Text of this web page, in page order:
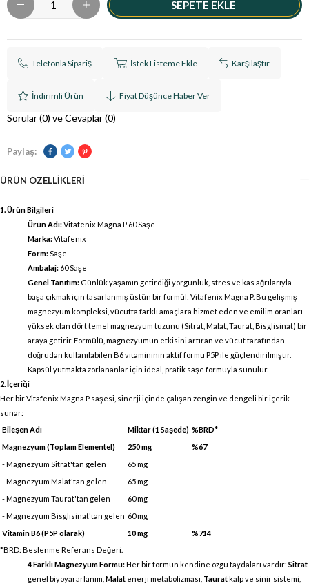
Telefonla Sipariş İstek Listeme Ekle Karşılaştır
İndirimli Ürün Fiyat Düşünce Haber Ver
Sorular (0) ve Cevaplar (0)
Paylaş:
ÜRÜN ÖZELLIKLERI
1. Ürün Bilgileri
Ürün Adı:Vitafenix Magna P 60 Saşe
Marka:Vitafenix
Form:Saşe
Ambalaj: 60 Saşe
Genel Tanıtım: Günlük yaşamın getirdiği yorgunluk, stres ve kas ağrılarıyla
başa çıkmak için tasarlanmış üstün bir formül: Vitafenix Magna P. Bu gelişmiş
magnezyum kompleksi, vücutta farklı amaçlara hizmet eden ve emilim oranları
yüksek olan dört temel magnezyum tuzunu (Sitrat, Malat, Taurat, Bisglisinat) bir
araya getirir. Formülü, magnezyumun etkisini artıran ve vücut tarafından
doğrudan kullanılabilen B6 vitamininin aktif formu P5P ile güçlendirilmiştir.
Kapsül yutmakta zorlananlar için ideal, pratik saşe formuyla sunulur.
2. İçeriği
Her bir Vitafenix Magna P saşesi, sinerji içinde çalışan zengin ve dengeli bir içerik
sunar:
Bileşen Adı
Miktar (1 Saşede) %BRD*
Magnezyum (Toplam Elementel)
250 mg
%67
- Magnezyum Sitrat'tan gelen
65 mg
- Magnezyum Malat'tan gelen
65 mg
- Magnezyum Taurat'tan gelen
60 mg
- Magnezyum Bisglisinat'tan gelen 60 mg
Vitamin B6 (P5P olarak)
10 mg
%714
*BRD: Beslenme Referans Değeri.
4 Farklı Magnezyum Formu:Her bir formun kendine özgü faydaları vardır: Sitrat
genel biyoyararlanım, Malat enerji metabolizması, Tauratkalp ve sinir sistemi,